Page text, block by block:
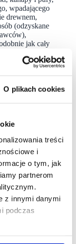
O plikach cookies
treści
i
o tym, jak
partnerom
z innymi danymi
podczas
wpadającego
drewnem,
(odzyskane
jak cały
Czy ma być
które
tendencje
więcej
najmu.
i integrujące
w dużych
dla
handlowe.